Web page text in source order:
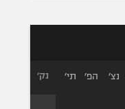
נצ׳ הפ׳ תי׳ נק׳